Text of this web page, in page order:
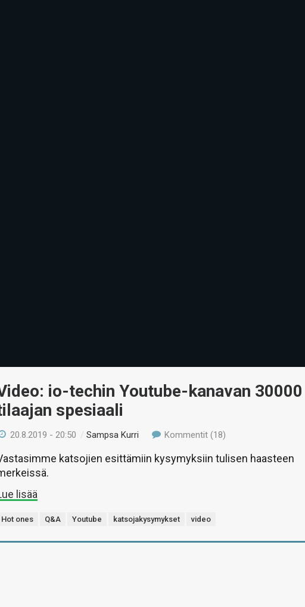
io-techin Youtube-kanavan 30000
spesiaali
20.8.2019 - 20:50 /Sampsa Kurri Kommentit (18)
katsojien esittämiin kysymyksiin tulisen haasteen
lisää
Hot ones Q&A Youtube katsojakysymykset video